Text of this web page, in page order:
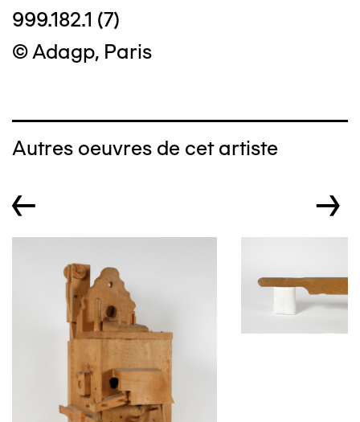
999.182.1 (7)
© Adagp, Paris
Autres oeuvres de cet artiste
← →